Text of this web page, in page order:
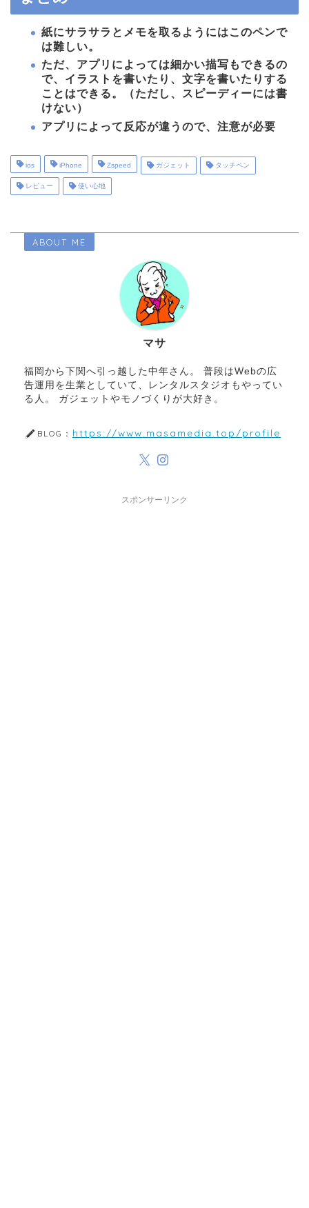
紙にサラサラとメモを取るようにはこのペンで
は難しい。
ただ、アプリによっては細かい描写もできるの
で、イラストを書いたり、文字を書いたりする
ことはできる。（ただし、スピーディーには書
けない）
アプリによって反応が違う ので、注意が必要
ios iPhone Zspeed ガジェット タッチペン
レビュー 使い心地
ABOUT ME
マサ
福岡から下関へ引っ越した中年さん。 普段はWebの広
告運用を生業としていて、レンタルスタジオもやってい
る人。 ガジェットやモノづくりが大好き。
BLOG： https://www.masamedia.top/profile
スポンサーリンク